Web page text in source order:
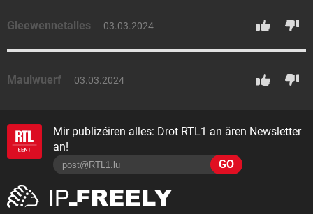
Gleewennetalles 03.03.2024
Maulwuerf 03.03.2024
Mir publizéiren alles: Drot RTL1 an ären Newsletter
an!
GO